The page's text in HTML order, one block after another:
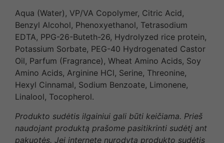
Aqua (Water), VP/VA Copolymer, Citric Acid,
Benzyl Alcohol, Phenoxyethanol, Tetrasodium
EDTA, PPG-26-Buteth-26, Hydrolyzed rice protein,
Potassium Sorbate, PEG-40 Hydrogenated Castor
Oil, Parfum (Fragrance), Wheat Amino Acids, Soy
Amino Acids, Arginine HCl, Serine, Threonine,
Hexyl Cinnamal, Sodium Benzoate, Limonene,
Linalool, Tocopherol.
Produkto sudėtis ilgainiui gali būti keičiama. Prieš
naudojant produktą prašome pasitikrinti sudėtį ant
pakuotės. Jei internete nurodyta produkto sudėtis